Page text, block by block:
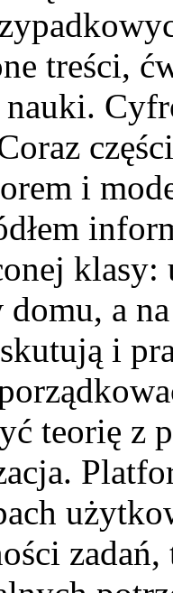
treści,
i
klasy:
domu, a
i
teorię z